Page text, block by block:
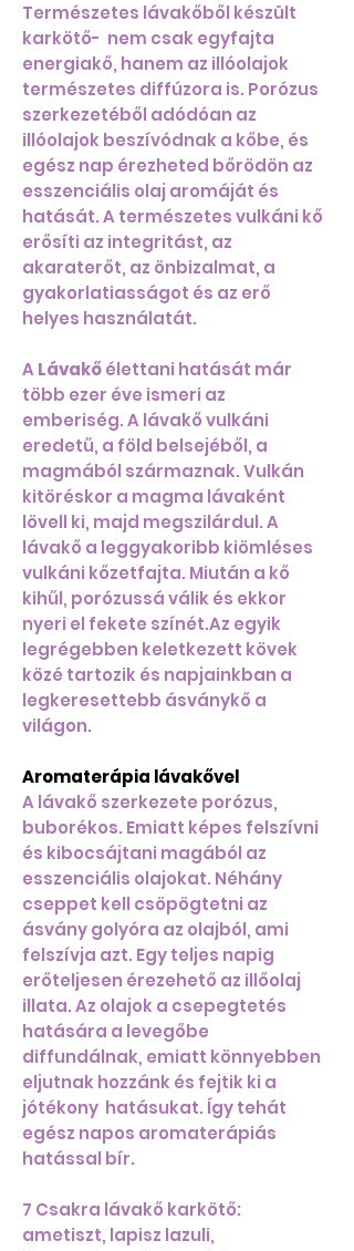
Természetes lávakőből készült
karkötő- nem csak egyfajta
energiakő, hanem az illóolajok
természetes diffúzora is. Porózus
szerkezetéből adódóan az
illóolajok beszívódnak a kőbe, és
egész nap érezheted bőrödön az
esszenciális olaj aromáját és
hatását. A természetes vulkáni kő
erősíti az integritást, az
akaraterőt, az önbizalmat, a
gyakorlatiasságot és az erő
helyes használatát.
ALávakőélettani hatását már
több ezer éve ismeri az
emberiség. A lávakő vulkáni
eredetű, a föld belsejéből, a
magmából származnak. Vulkán
kitöréskor a magma lávaként
lövell ki, majd megszilárdul. A
lávakő a leggyakoribb kiömléses
vulkáni kőzetfajta. Miután a kő
kihűl, porózussá válik és ekkor
nyeri el fekete színét.Az egyik
legrégebben keletkezett kövek
közé tartozik és napjainkban a
legkeresettebb ásványkő a
világon.
Aromaterápia lávakővel
A lávakő szerkezete porózus,
buborékos. Emiatt képes felszívni
és kibocsájtani magából az
esszenciális olajokat. Néhány
cseppet kell csöpögtetni az
ásvány golyóra az olajból, ami
felszívja azt. Egy teljes napig
erőteljesen érezehető az illőolaj
illata. Az olajok a csepegtetés
hatására a levegőbe
diffundálnak, emiatt könnyebben
eljutnak hozzánk és fejtik ki a
jótékony hatásukat. Így tehát
egész napos aromaterápiás
hatással bír.
7 Csakra lávakő karkötő:
ametiszt, lapisz lazuli,